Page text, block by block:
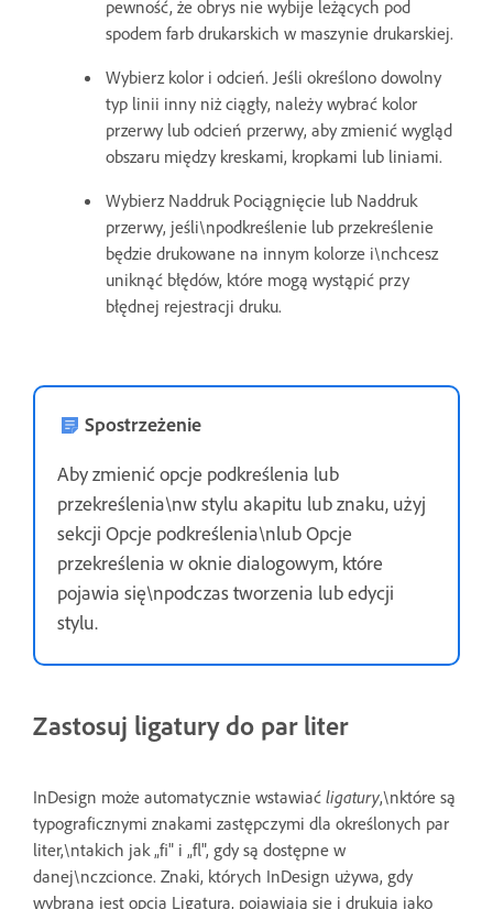
pewność, że obrys nie wybije leżących pod
spodem farb drukarskich w maszynie drukarskiej.
Wybierz kolor i odcień. Jeśli określono dowolny
typ linii inny niż ciągły, należy wybrać kolor
przerwy lub odcień przerwy, aby zmienić wygląd
obszaru między kreskami, kropkami lub liniami.
Wybierz Naddruk Pociągnięcie lub Naddruk
przerwy, jeśli\npodkreślenie lub przekreślenie
będzie drukowane na innym kolorze i\nchcesz
uniknąć błędów, które mogą wystąpić przy
błędnej rejestracji druku.
Spostrzeżenie
Aby zmienić opcje podkreślenia lub
przekreślenia\nw stylu akapitu lub znaku, użyj
sekcji Opcje podkreślenia\nlub Opcje
przekreślenia w oknie dialogowym, które
pojawia się\npodczas tworzenia lub edycji
stylu.
Zastosuj ligatury do par liter
InDesign może automatycznie wstawiać ligatury,\nktóre są
typograficznymi znakami zastępczymi dla określonych par
liter,\ntakich jak „fi" i „fl", gdy są dostępne w
danej\nczcionce. Znaki, których InDesign używa, gdy
wybrana jest opcja Ligatura, pojawiają się i drukują jako